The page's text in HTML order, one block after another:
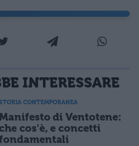
INTERESSARE
CONTEMPORANEA
di Ventotene:
cos'è, e concetti